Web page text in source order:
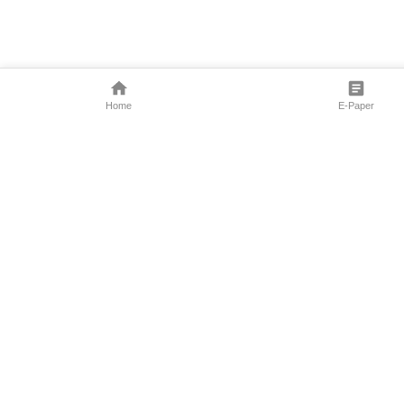
Home E-Paper